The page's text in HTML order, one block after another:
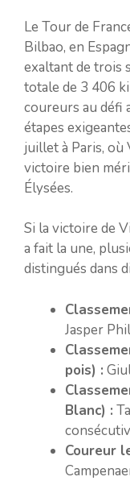
Le Tour de
Bilbao, en
exaltant de trois
totale de 3 406
coureurs au défi
étapes
juillet à Paris, où
victoire bien
Élysées.
Si la victoire de
a fait la une,
distingués dans
Jasper
pois) :
Blanc) :
Coureur